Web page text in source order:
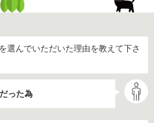
選んでいただいた理由を教えて下さ
った為